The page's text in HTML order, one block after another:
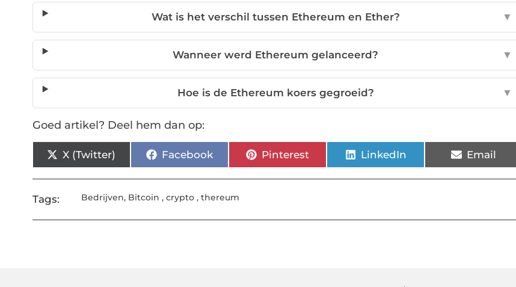
Wat is het verschil tussen Ethereum en Ether? ▼
Wanneer werd Ethereum gelanceerd? ▼
Hoe is de Ethereum koers gegroeid? ▼
Goed artikel? Deel hem dan op:
X (Twitter) Facebook Pinterest LinkedIn Email
Tags: Bedrijven, Bitcoin ,crypto ,thereum